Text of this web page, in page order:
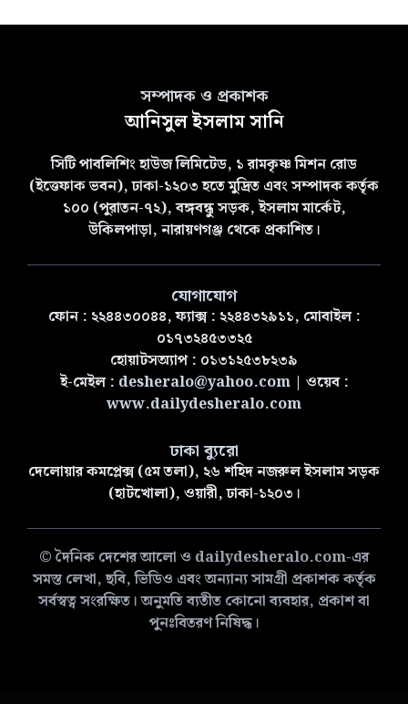
সম্পাদক ও প্রকাশক
আনিসুল ইসলাম সানি
সিটি পাবলিশিং হাউজ লিমিটেড, ১ রামকৃষ্ণ মিশন রোড
(ইত্তেফাক ভবন), ঢাকা-১২০৩ হতে মুদ্রিত এবং সম্পাদক কর্তৃক
১০০ (পুরাতন-৭২), বঙ্গবন্ধু সড়ক, ইসলাম মার্কেট,
উকিলপাড়া, নারায়ণগঞ্জ থেকে প্রকাশিত।
যোগাযোগ
ফোন : ২২৪৪৩০০৪৪, ফ্যাক্স : ২২৪৪৩২৯১১, মোবাইল :
০১৭৩২৪৫৩৩২৫
হোয়াটসঅ্যাপ : ০১৩১২৫৩৮২৩৯
ই-মেইল : desheralo@yahoo.com| ওয়েব :
www.dailydesheralo.com
ঢাকা ব্যুরো
দেলোয়ার কমপ্লেক্স (৫ম তলা), ২৬ শহিদ নজরুল ইসলাম সড়ক
(হাটখোলা), ওয়ারী, ঢাকা-১২০৩।
© দৈনিক দেশের আলো ও dailydesheralo.com-এর
সমস্ত লেখা, ছবি, ভিডিও এবং অন্যান্য সামগ্রী প্রকাশক কর্তৃক
সর্বস্বত্ব সংরক্ষিত। অনুমতি ব্যতীত কোনো ব্যবহার, প্রকাশ বা
পুনঃবিতরণ নিষিদ্ধ।